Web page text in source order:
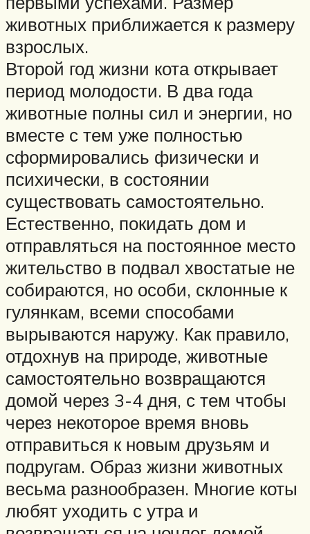
животных приближается к размеру
взрослых.
Второй год жизни кота открывает
период молодости. В два года
животные полны сил и энергии, но
вместе с тем уже полностью
сформировались физически и
психически, в состоянии
существовать самостоятельно.
Естественно, покидать дом и
отправляться на постоянное место
жительство в подвал хвостатые не
собираются, но особи, склонные к
гулянкам, всеми способами
вырываются наружу. Как правило,
отдохнув на природе, животные
самостоятельно возвращаются
домой через 3-4 дня, с тем чтобы
через некоторое время вновь
отправиться к новым друзьям и
подругам. Образ жизни животных
весьма разнообразен. Многие коты
любят уходить с утра и